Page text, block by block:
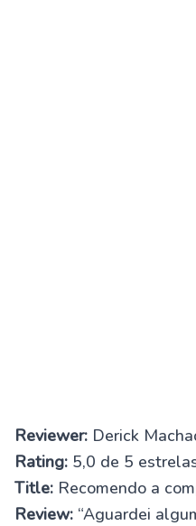
Reviewer: Derick
Rating: 5,0 de 5
Title: Recomendo a
Review: “Aguardei